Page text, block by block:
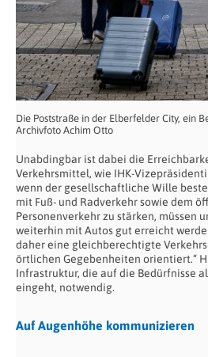
Die Poststraße in der Elberfelder City, ein
Archivfoto Achim Otto
Unabdingbar ist dabei die
Verkehrsmittel, wie IHK-
wenn der gesellschaftliche Wille
mit Fuß- und Radverkehr sowie dem
Personenverkehr zu stärken, müssen
weiterhin mit Autos gut erreicht
daher eine gleichberechtigte
örtlichen Gegebenheiten orientiert.“
Infrastruktur, die auf die Bedürfnisse
eingeht, notwendig.
Auf Augenhöhe kommunizieren